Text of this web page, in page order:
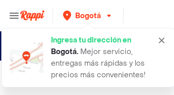
Bogotá
Ingresa tu dirección en
Bogotá. Mejor servicio,
entregas más rápidas y los
precios más convenientes!
actron max actron maxr ibuprofeno c